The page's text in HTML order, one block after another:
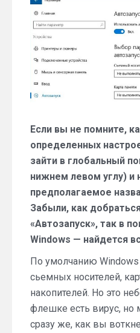
Если вы не помните,
определенных
зайти в глобальный
нижнем левом углу) и
предполагаемое
Забыли, как
«Автозапуск», так в
Windows — найдется
По умолчанию Windows
сьемных носителей,
накопителей. Но это
флешке есть вирус, но
сразу же, как вы